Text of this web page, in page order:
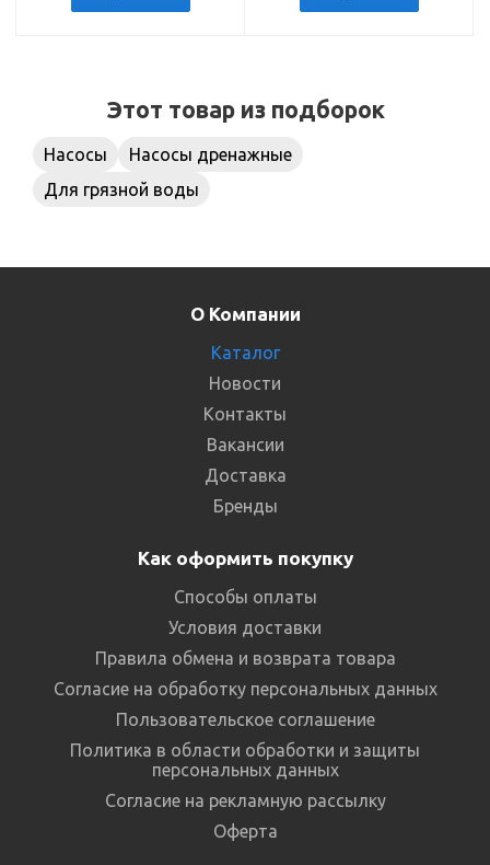
Этот товар из подборок
Насосы
Насосы дренажные
Для грязной воды
О Компании
Каталог
Новости
Контакты
Вакансии
Доставка
Бренды
Как оформить покупку
Способы оплаты
Условия доставки
Правила обмена и возврата товара
Согласие на обработку персональных данных
Пользовательское соглашение
Политика в области обработки и защиты
персональных данных
Согласие на рекламную рассылку
Оферта